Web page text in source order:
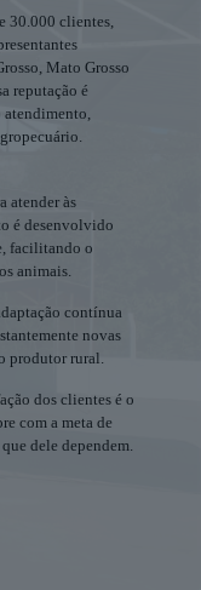
30.000 clientes,
Mato Grosso
reputação é
atendimento,
atender às
é desenvolvido
facilitando o
animais.
contínua
novas
produtor rural.
dos clientes é o
com a meta de
dele dependem.